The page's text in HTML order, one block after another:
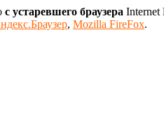
с устаревшего браузера Internet
, Mozilla FireFox.